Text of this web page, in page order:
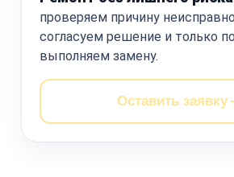
проверяем причину
согласуем решение и только
выполняем замену.
Оставить заявку